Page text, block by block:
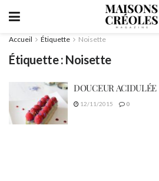
Accueil Étiquette Noisette
Étiquette : Noisette
DOUCEUR ACIDULÉE
12/11/2015 0